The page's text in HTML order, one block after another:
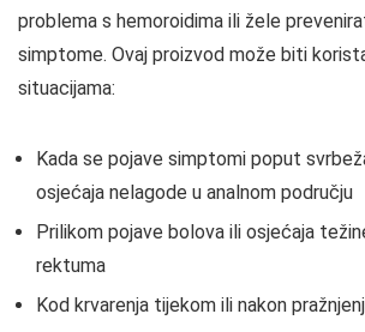
problema s hemoroidima ili žele
simptome. Ovaj proizvod može biti
situacijama:
Kada se pojave simptomi poput
osjećaja nelagode u analnom području
Prilikom pojave bolova ili osjećaja
rektuma
Kod krvarenja tijekom ili nakon